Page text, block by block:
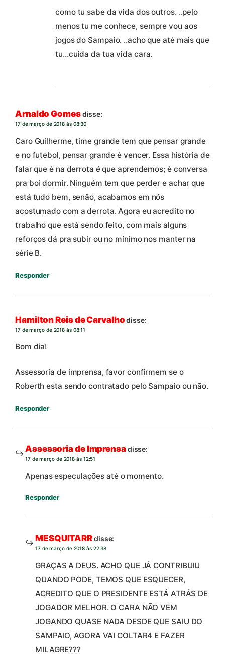
como tu sabe da vida dos outros. ..pelo
menos tu me conhece, sempre vou aos
jogos do Sampaio. ..acho que até mais que
tu…cuida da tua vida cara.
Arnaldo Gomesdisse:
17 de março de 2018 às 08:30
Caro Guilherme, time grande tem que pensar grande
e no futebol, pensar grande é vencer. Essa história de
falar que é na derrota é que aprendemos; é conversa
pra boi dormir. Ninguém tem que perder e achar que
está tudo bem, senão, acabamos em nós
acostumado com a derrota. Agora eu acredito no
trabalho que está sendo feito, com mais alguns
reforços dá pra subir ou no mínimo nos manter na
série B.
Responder
Hamilton Reis de Carvalho disse:
17 de março de 2018 às 08:11
Bom dia!
Assessoria de imprensa, favor confirmem se o
Roberth esta sendo contratado pelo Sampaio ou não.
Responder
Assessoria de Imprensadisse:
17 de março de 2018 às 12:51
Apenas especulações até o momento.
Responder
MESQUITARRdisse:
17 de março de 2018 às 22:38
GRAÇAS A DEUS. ACHO QUE JÁ CONTRIBUIU
QUANDO PODE, TEMOS QUE ESQUECER,
ACREDITO QUE O PRESIDENTE ESTÁ ATRÁS DE
JOGADOR MELHOR. O CARA NÃO VEM
JOGANDO QUASE NADA DESDE QUE SAIU DO
SAMPAIO, AGORA VAI COLTAR4 E FAZER
MILAGRE???